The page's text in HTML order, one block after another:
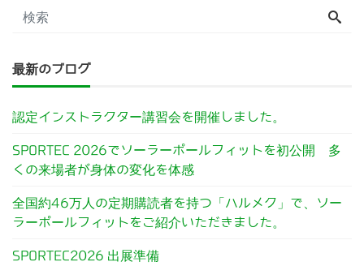
最新のブログ
認定インストラクター講習会を開催しました。
SPORTEC 2026でソーラーポールフィットを初公開 多
くの来場者が身体の変化を体感
全国約46万人の定期購読者を持つ「ハルメク」で、ソー
ラーポールフィットをご紹介いただきました。
SPORTEC2026 出展準備